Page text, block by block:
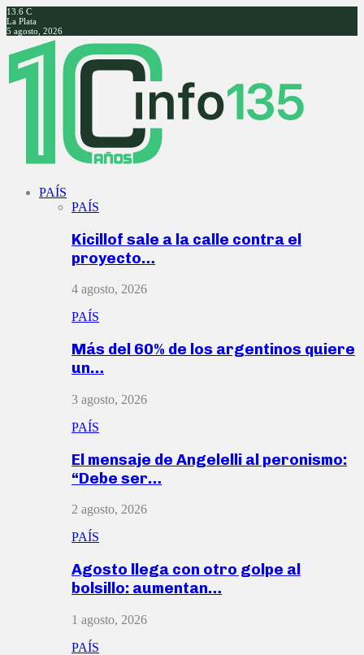
13.6 C
La Plata
5 agosto, 2026
Facebook
Twitter
Instagram
Youtube
PAÍS
PAÍS
Kicillof sale a la calle contra el
proyecto…
4 agosto, 2026
PAÍS
Más del 60% de los argentinos quiere
un…
3 agosto, 2026
PAÍS
El mensaje de Angelelli al peronismo:
“Debe ser…
2 agosto, 2026
PAÍS
Agosto llega con otro golpe al
bolsillo: aumentan…
1 agosto, 2026
PAÍS